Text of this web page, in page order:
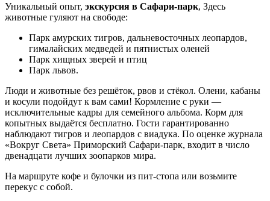
Уникальный опыт, экскурсия в Сафари-парк, Здесь
животные гуляют на свободе:
Парк амурских тигров, дальневосточных леопардов,
гималайских медведей и пятнистых оленей
Парк хищных зверей и птиц
Парк львов.
Люди и животные без решёток, рвов и стёкол. Олени, кабаны
и косули подойдут к вам сами! Кормление с руки —
исключительные кадры для семейного альбома. Корм для
копытных выдаётся бесплатно. Гости гарантированно
наблюдают тигров и леопардов с виадука. По оценке журнала
«Вокруг Света» Приморский Сафари-парк, входит в число
двенадцати лучших зоопарков мира.
На маршруте кофе и булочки из пит-стопа или возьмите
перекус с собой.